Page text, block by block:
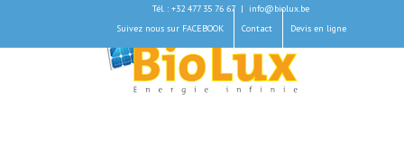
Tél. : +32 477 35 76 67 |
info@biolux.be
Suivez nous sur FACEBOOK
Contact Devis en ligne